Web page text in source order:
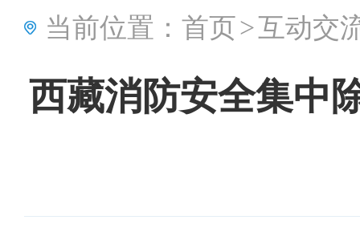
当前位置： 首页>互动交
西藏消防安全集中